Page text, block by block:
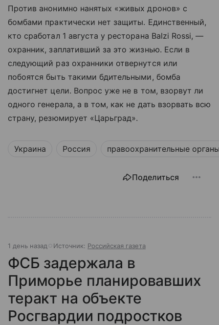
Против анонимно нанятых «живых дронов» с
бомбами практически нет защиты. Единственный,
кто сработал 1 августа у ресторана Balzi Rossi, —
охранник, заплативший за это жизнью. Если в
следующий раз охранники отвернутся или
побоятся быть такими бдительными, бомба
достигнет цели. Вопрос уже не в том, взорвут ли
одного генерала, а в том, как не дать взорвать всю
страну, резюмирует «Царьград».
Украина Россия правоохранительные
Поделиться
1 день назад Источник: Российская газета
ФСБ задержала в
Приморье планировавших
теракт на объекте
Росгвардии подростков